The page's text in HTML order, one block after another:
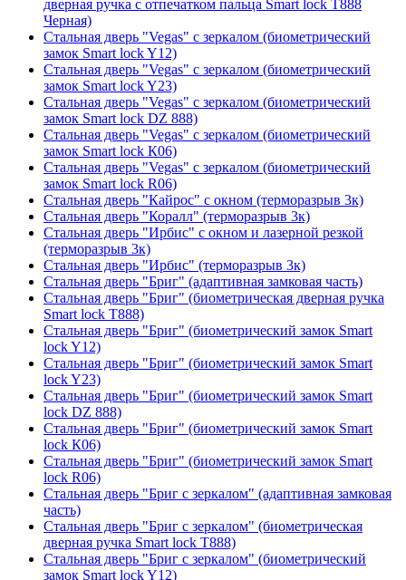
дверная ручка с отпечатком пальца Smart lock T888
Черная)
Стальная дверь "Vegas" с зеркалом (биометрический
замок Smart lock Y12)
Стальная дверь "Vegas" с зеркалом (биометрический
замок Smart lock Y23)
Стальная дверь "Vegas" с зеркалом (биометрический
замок Smart lock DZ 888)
Стальная дверь "Vegas" с зеркалом (биометрический
замок Smart lock К06)
Стальная дверь "Vegas" с зеркалом (биометрический
замок Smart lock R06)
Стальная дверь "Кайрос" с окном (терморазрыв 3к)
Стальная дверь "Коралл" (терморазрыв 3к)
Стальная дверь "Ирбис" с окном и лазерной резкой
(терморазрыв 3к)
Стальная дверь "Ирбис" (терморазрыв 3к)
Стальная дверь "Бриг" (адаптивная замковая часть)
Стальная дверь "Бриг" (биометрическая дверная ручка
Smart lock T888)
Стальная дверь "Бриг" (биометрический замок Smart
lock Y12)
Стальная дверь "Бриг" (биометрический замок Smart
lock Y23)
Стальная дверь "Бриг" (биометрический замок Smart
lock DZ 888)
Стальная дверь "Бриг" (биометрический замок Smart
lock К06)
Стальная дверь "Бриг" (биометрический замок Smart
lock R06)
Стальная дверь "Бриг с зеркалом" (адаптивная замковая
часть)
Стальная дверь "Бриг с зеркалом" (биометрическая
дверная ручка Smart lock T888)
Стальная дверь "Бриг с зеркалом" (биометрический
замок Smart lock Y12)